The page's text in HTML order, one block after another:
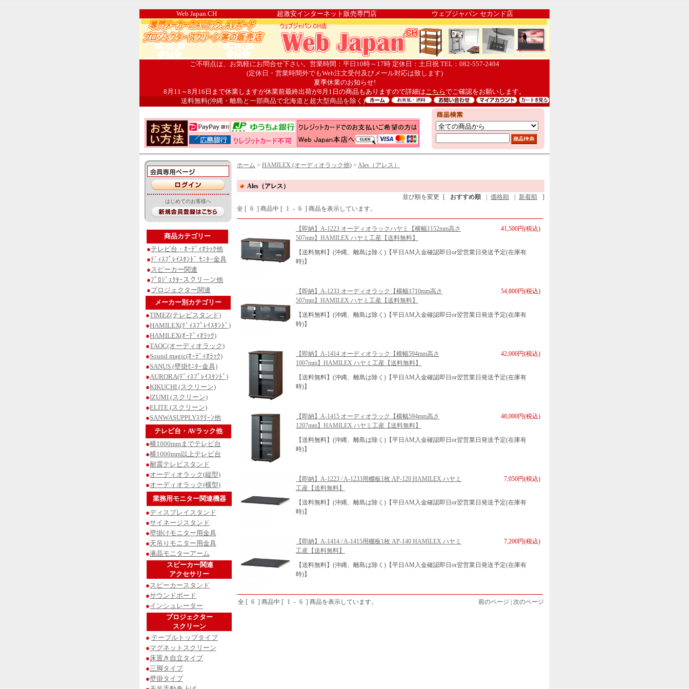
Web Japan.CH 超激安インターネット販売専門店 ウェブジャパン セカンド店
ご不明点は、お気軽にお問合せ下さい。営業時間：平日10時～17時 定休日：土日祝 TEL：082-557-2404
(定休日・営業時間外でもWeb注文受付及びメール対応は致します)
夏季休業のお知らせ!
8月11～8月16日まで休業しますが休業前最終出荷が8月1日の商品もありますので詳細はこちらでご確認をお願いします。
送料無料(沖縄・離島と一部商品で北海道と超大型商品を除く)
はじめてのお客様へ
商品カテゴリー
●テレビ台・ｵｰﾃﾞｨｵﾗｯｸ他
●ﾃﾞｨｽﾌﾟﾚｲｽﾀﾝﾄﾞ ﾓﾆﾀｰ金具
●スピーカー関連
●ﾌﾟﾛｼﾞｪｸﾀｰスクリーン他
●プロジェクター関連
メーカー別カテゴリー
●TIMEZ(テレビスタンド)
●HAMILEX(ﾃﾞｨｽﾌﾟﾚｲｽﾀﾝﾄﾞ)
●HAMILEX(ｵｰﾃﾞｨｵﾗｯｸ)
●TAOC(オーディオラック)
●Sound magic(ｵｰﾃﾞｨｵﾗｯｸ)
●SANUS (壁掛ﾓﾆﾀｰ金具)
●AURORA(ﾃﾞｨｽﾌﾟﾚｲｽﾀﾝﾄﾞ)
●KIKUCHI (スクリーン)
●IZUMI (スクリーン)
●ELITE (スクリーン)
●SANWASUPPLYｽｸﾘｰﾝ他
テレビ台・AVラック他
●横1000mmまでテレビ台
●横1000mm以上テレビ台
●耐震テレビスタンド
●オーディオラック(縦型)
●オーディオラック(横型)
業務用モニター関連機器
●ディスプレイスタンド
●サイネージスタンド
●壁掛けモニター用金具
●天吊りモニター用金具
●液晶モニターアーム
スピーカー関連
アクセサリー
●スピーカースタンド
●サウンドボード
●インシュレーター
プロジェクター
スクリーン
● テーブルトップタイプ
●マグネットスクリーン
●床置き自立タイプ
●三脚タイプ
●壁掛タイプ
ホーム > HAMILEX (オーディオラック他) > Ales（アレス）
Ales（アレス）
並び順を変更
[ おすすめ順 価格順 新着順
]
全 [ 6 ] 商品中 [ 1 - 6 ] 商品を表示しています。
41,500円(税込)
【即納】A-1223 オーディオラックハヤミ【横幅1152mm高さ
507mm】HAMILEX ハヤミ工産【送料無料】
【送料無料】(沖縄、離島は除く)【平日AM入金確認即日or翌営業日発送予定(在庫有
時)】
54,800円(税込)
【即納】A-1233 オーディオラック【横幅1710mm高さ
507mm】HAMILEX ハヤミ工産【送料無料】
【送料無料】(沖縄、離島は除く)【平日AM入金確認即日or翌営業日発送予定(在庫有
時)】
42,000円(税込)
【即納】A-1414 オーディオラック【横幅594mm高さ
1007mm】HAMILEX ハヤミ工産【送料無料】
【送料無料】(沖縄、離島は除く)【平日AM入金確認即日or翌営業日発送予定(在庫有
時)】
48,000円(税込)
【即納】A-1415 オーディオラック【横幅594mm高さ
1207mm】HAMILEX ハヤミ工産【送料無料】
【送料無料】(沖縄、離島は除く)【平日AM入金確認即日or翌営業日発送予定(在庫有
時)】
7,050円(税込)
【即納】A-1223 / A-1233用棚板1枚 AP-120 HAMILEX ハヤミ
工産【送料無料】
【送料無料】(沖縄、離島は除く)【平日AM入金確認即日or翌営業日発送予定(在庫有
時)】
7,200円(税込)
【即納】A-1414 / A-1415用棚板1枚 AP-140 HAMILEX ハヤミ
工産【送料無料】
【送料無料】(沖縄、離島は除く)【平日AM入金確認即日or翌営業日発送予定(在庫有
時)】
全 [ 6 ] 商品中 [ 1 - 6 ] 商品を表示しています。 前のページ | 次のページ